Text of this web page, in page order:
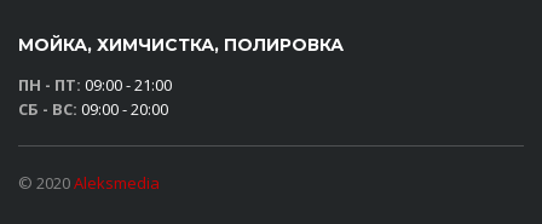
МОЙКА, ХИМЧИСТКА, ПОЛИРОВКА
ПН - ПТ: 09:00 - 21:00
СБ - ВС: 09:00 - 20:00
© 2020Aleksmedia